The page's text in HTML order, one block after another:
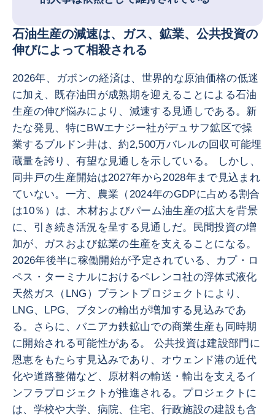
石油生産の減速は、ガス、鉱業、公共投資の
伸びによって相殺される
2026年、ガボンの経済は、世界的な原油価格の低迷
に加え、既存油田が成熟期を迎えることによる石油
生産の伸び悩みにより、減速する見通しである。新
たな発見、特にBWエナジー社がデュサフ鉱区で操
業するブルドン井は、約2,500万バレルの回収可能埋
蔵量を誇り、有望な見通しを示している。 しかし、
同井戸の生産開始は2027年から2028年まで見込まれ
ていない。一方、農業（2024年のGDPに占める割合
は10％）は、木材およびパーム油生産の拡大を背景
に、引き続き活況を呈する見通しだ。民間投資の増
加が、ガスおよび鉱業の生産を支えることになる。
2026年後半に稼働開始が予定されている、カプ・ロ
ペス・ターミナルにおけるペレンコ社の浮体式液化
天然ガス（LNG）プラントプロジェクトにより、
LNG、LPG、ブタンの輸出が増加する見込みであ
る。さらに、バニアカ鉄鉱山での商業生産も同時期
に開始される可能性がある。 公共投資は建設部門に
恩恵をもたらす見込みであり、オウェンド港の近代
化や道路整備など、原材料の輸送・輸出を支えるイ
ンフラプロジェクトが推進される。プロジェクトに
は、学校や大学、病院、住宅、行政施設の建設も含